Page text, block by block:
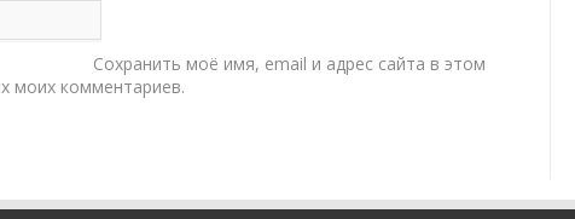
Сохранить моё имя, email и адрес сайта в этом
моих комментариев.